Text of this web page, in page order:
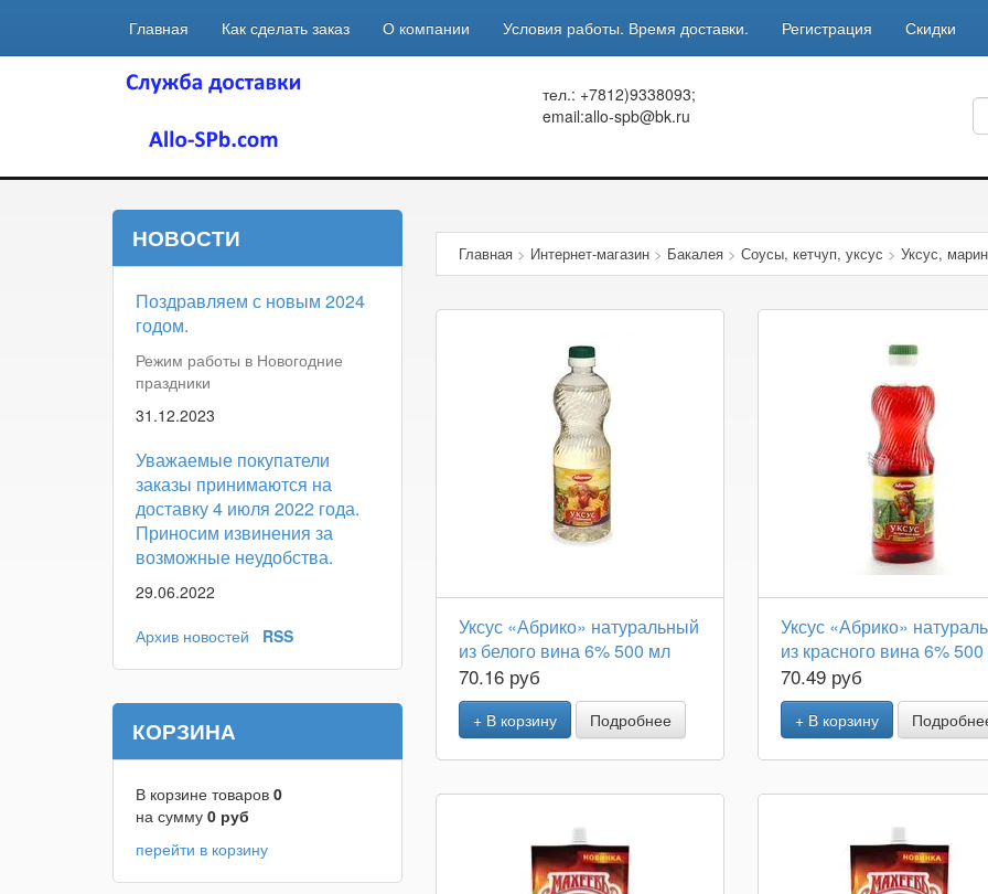
Главная Как сделать заказ О компании Условия работы. Время доставки. Регистрация Скидки
тел.: +7812)9338093;
email:allo-spb@bk.ru
Главная> Интернет-магазин> Бакалея> Соусы, кетчуп, уксус > Уксус,
Уксус «Абрико» натуральный
из белого вина 6% 500 мл
70.16 руб
+ В корзину Подробнее
Уксус «Абрико»
из красного вина 6%
70.49 руб
+ В корзину
НОВОСТИ
Поздравляем с новым 2024
годом.
Режим работы в Новогодние
праздники
31.12.2023
Уважаемые покупатели
заказы принимаются на
доставку 4 июля 2022 года.
Приносим извинения за
возможные неудобства.
29.06.2022
Архив новостей
RSS
КОРЗИНА
В корзине товаров 0
на сумму 0 руб
перейти в корзину